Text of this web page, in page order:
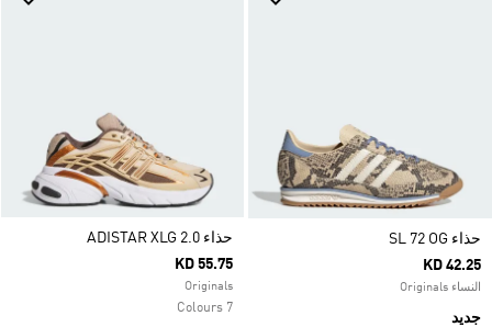
حذاء SL 72 OG
KD 42.25
النساء Originals
جديد
حذاء ADISTAR XLG 2.0
KD 55.75
Originals
7 Colours